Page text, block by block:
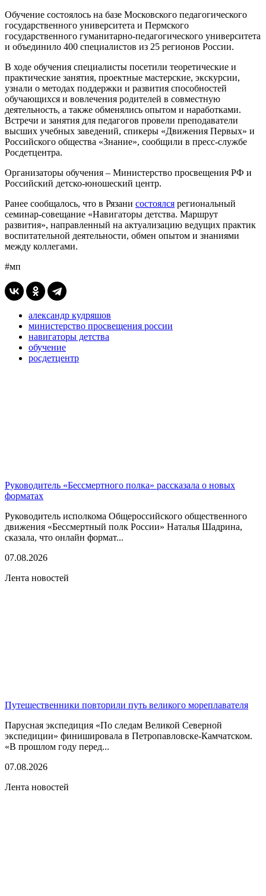
Обучение состоялось на базе Московского педагогического
государственного университета и Пермского
государственного гуманитарно-педагогического университета
и объединило 400 специалистов из 25 регионов России.
В ходе обучения специалисты посетили теоретические и
практические занятия, проектные мастерские, экскурсии,
узнали о методах поддержки и развития способностей
обучающихся и вовлечения родителей в совместную
деятельность, а также обменялись опытом и наработками.
Встречи и занятия для педагогов провели преподаватели
высших учебных заведений, спикеры «Движения Первых» и
Российского общества «Знание», сообщили в пресс-службе
Росдетцентра.
Организаторы обучения – Министерство просвещения РФ и
Российский детско-юношеский центр.
Ранее сообщалось, что в Рязани состоялся региональный
семинар-совещание «Навигаторы детства. Маршрут
развития», направленный на актуализацию ведущих практик
воспитательной деятельности, обмен опытом и знаниями
между коллегами.
#мп
александр кудряшов
министерство просвещения россии
навигаторы детства
обучение
росдетцентр
Руководитель «Бессмертного полка» рассказала о новых
форматах
Руководитель исполкома Общероссийского общественного
движения «Бессмертный полк России» Наталья Шадрина,
сказала, что онлайн формат...
07.08.2026
Лента новостей
Путешественники повторили путь великого мореплавателя
Парусная экспедиция «По следам Великой Северной
экспедиции» финишировала в Петропавловске-Камчатском.
«В прошлом году перед...
07.08.2026
Лента новостей